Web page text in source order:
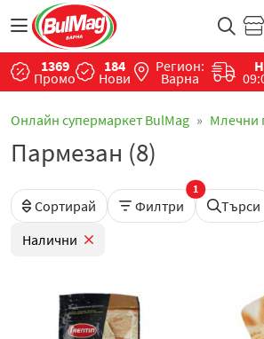
1369
Промо
184
Нови
Регион:
Варна
Онлайн супермаркет BulMag Млечни
Пармезан (8)
Сортирай Филтри
1
Търси
Налични